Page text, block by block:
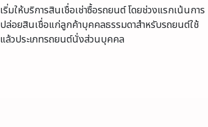
เริ่มให้บริการสินเชื่อเช่าซื้อรถยนต์ โดยช่วงแรกเน้นการ
ปล่อยสินเชื่อแก่ลูกค้าบุคคลธรรมดาสำหรับรถยนต์ใช้
แล้วประเภทรถยนต์นั่งส่วนบุคคล